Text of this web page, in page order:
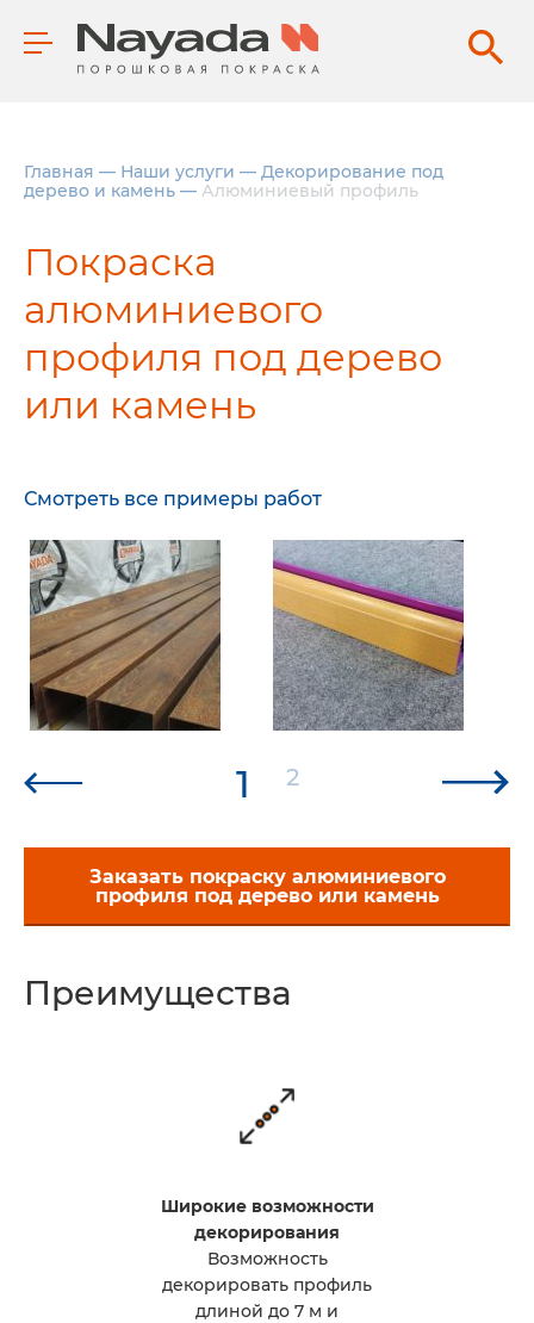
Главная — Наши услуги — Декорирование под
дерево и камень — Алюминиевый профиль
Покраска
алюминиевого
профиля под дерево
или камень
Смотреть все примеры работ
1 2
Заказать покраску алюминиевого
профиля под дерево или камень
Преимущества
Широкие возможности
декорирования
Возможность
декорировать профиль
длиной до 7 м и